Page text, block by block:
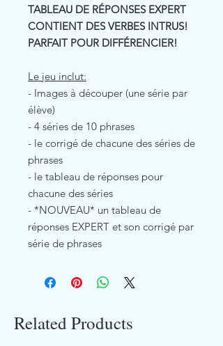
TABLEAU DE RÉPONSES EXPERT
CONTIENT DES VERBES INTRUS!
PARFAIT POUR DIFFÉRENCIER!
Le jeu inclut:
- Images à découper (une série par
élève)
- 4 séries de 10 phrases
- le corrigé de chacune des séries de
phrases
- le tableau de réponses pour
chacune des séries
- *NOUVEAU* un tableau de
réponses EXPERT et son corrigé par
série de phrases
Related Products